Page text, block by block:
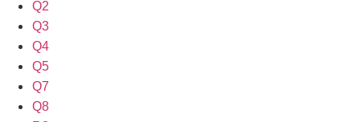
Q2
Q3
Q4
Q5
Q7
Q8